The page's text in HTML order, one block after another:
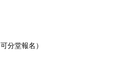
可分堂報名）